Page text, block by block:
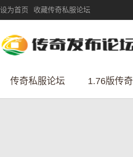
设为首页 收藏传奇私服论坛
传奇私服论坛 1.76版传奇